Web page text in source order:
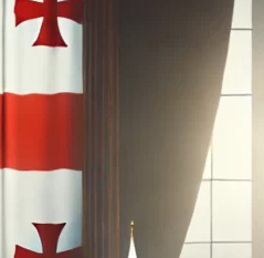
Сеть
рынка и
место